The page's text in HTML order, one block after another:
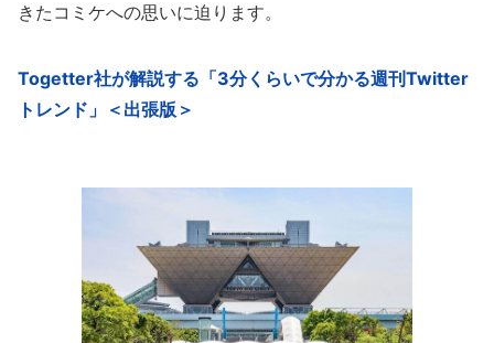
きたコミケへの思いに迫ります。
Togetter社が解説する「3分くらいで分かる週刊Twitter
トレンド」＜出張版＞